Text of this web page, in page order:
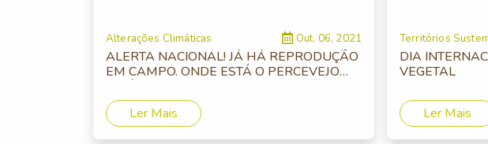
Alterações Climáticas Out. 06, 2021
ALERTA NACIONAL! JÁ HÁ REPRODUÇÃO
EM CAMPO. ONDE ESTÁ O PERCEVEJO
Ler Mais
Territórios
DIA
VEGETAL
Ler Mais